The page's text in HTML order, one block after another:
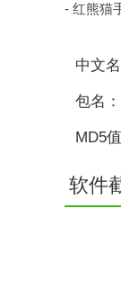
- 红熊猫
中文
包名
MD5
软件